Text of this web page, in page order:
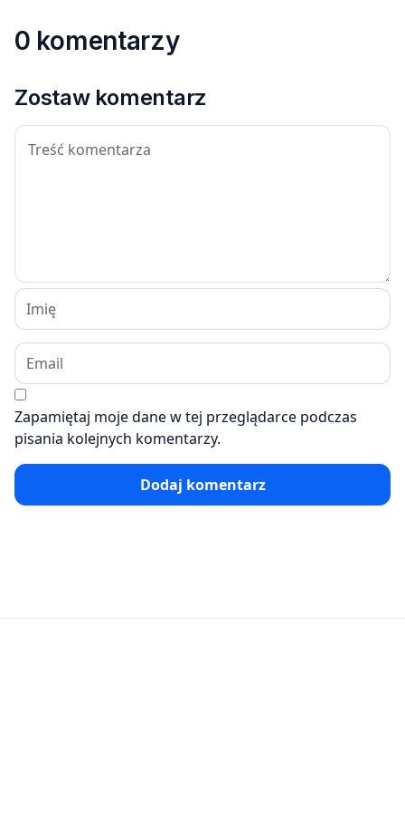
0 komentarzy
Zostaw komentarz
Zapamiętaj moje dane w tej przeglądarce podczas
pisania kolejnych komentarzy.
Dodaj komentarz